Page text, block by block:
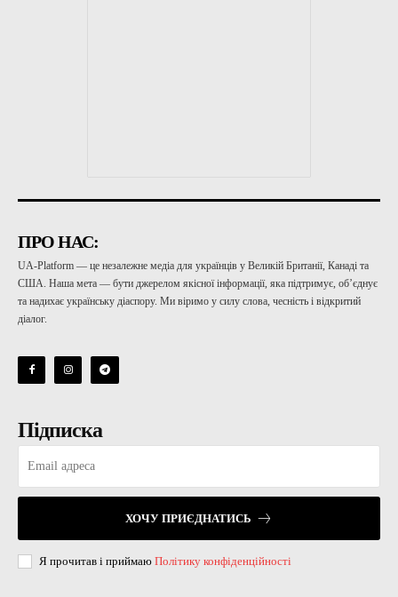
ПРО НАС:
UA-Platform — це незалежне медіа для українців у Великій Британії, Канаді та
США. Наша мета — бути джерелом якісної інформації, яка підтримує, об’єднує
та надихає українську діаспору. Ми віримо у силу слова, чесність і відкритий
діалог.
Підписка
ХОЧУ ПРИЄДНАТИСЬ
Я прочитав і приймаю Політику конфіденційності